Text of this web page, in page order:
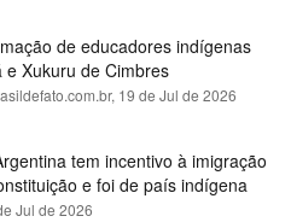
de educadores indígenas
e Xukuru de Cimbres
19 de Jul de 2026
tem incentivo à imigração
e foi de país indígena
Jul de 2026